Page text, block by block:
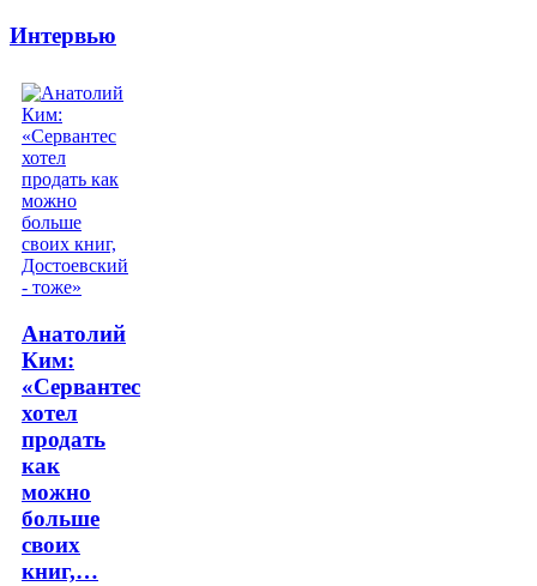
Интервью
Анатолий
Ким:
«Сервантес
хотел
продать
как
можно
больше
своих
книг,…